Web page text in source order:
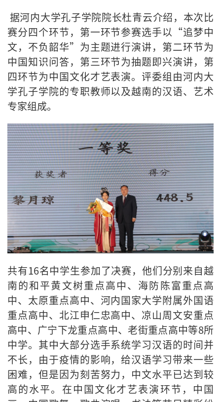
据河内大学孔子学院院长杜青云介绍，本次比
赛分四个环节，第一环节参赛选手以“追梦中
文，不负韶华”为主题进行演讲，第二环节为
中国知识问答，第三环节为抽题即兴演讲，第
四环节为中国文化才艺表演。评委组由河内大
学孔子学院的专职教师以及越南的汉语、艺术
专家组成。
共有16名中学生参加了决赛，他们分别来自越
南的和平黄文树重点高中、海防陈富重点高
中、太原重点高中、河内国家大学附属外国语
重点高中、北江申仁忠高中、凉山周文安重点
高中、广宁下龙重点高中、老街重点高中等8所
中学。其中大部分选手系统学习汉语的时间并
不长，由于疫情的影响，给汉语学习带来一些
困难，但是因为刻苦努力，中文水平已达到较
高的水平。在中国文化才艺表演环节，中国